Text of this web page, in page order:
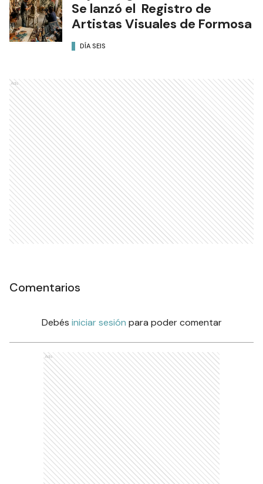
Se lanzó el Registro de
Artistas Visuales de Formosa
DÍA SEIS
Ads
Comentarios
Debés iniciar sesión para poder comentar
Ads